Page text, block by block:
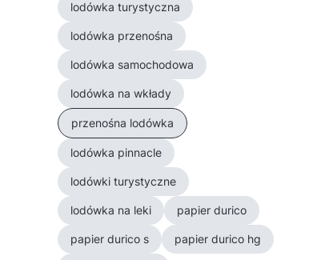
lodówka turystyczna
lodówka przenośna
lodówka samochodowa
lodówka na wkłady
przenośna lodówka
lodówka pinnacle
lodówki turystyczne
lodówka na leki papier durico
papier durico s papier durico hg